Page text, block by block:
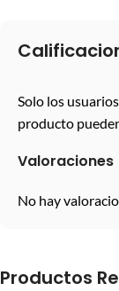
Valoraciones
No hay
Solo los
producto
Productos